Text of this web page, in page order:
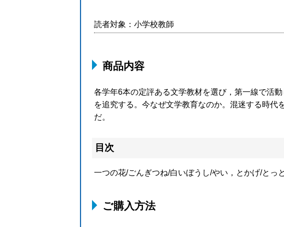
読者対象：小学校教師
商品内容
各学年6本の定評ある文学教材を選び，第一線で活
を追究する。今なぜ文学教育なのか。混迷する時
だ。
目次
一つの花/ごんぎつね/白いぼうし/やい，とかげ/とっ
ご購入方法